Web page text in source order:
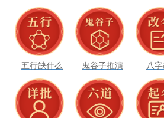
五行缺什么 鬼谷子推演 八